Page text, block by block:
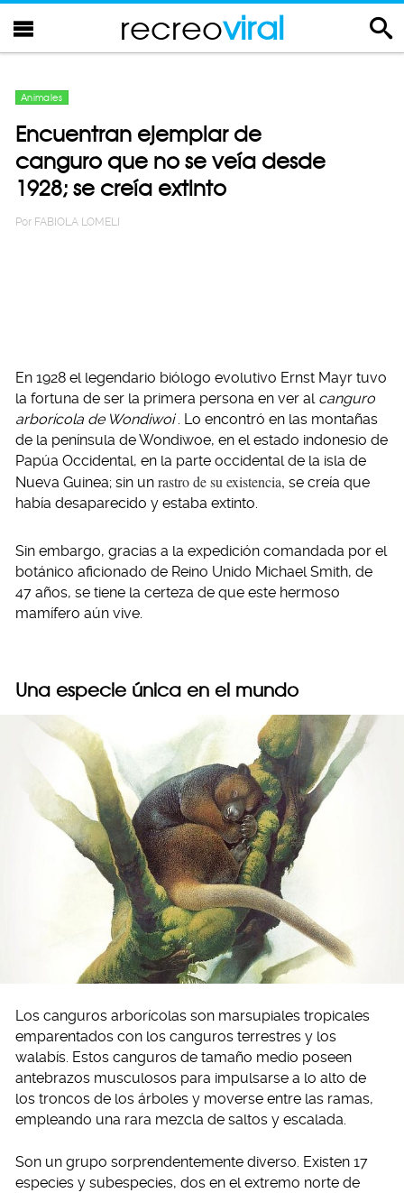
recreoviral
Animales
Encuentran ejemplar de
canguro que no se veía desde
1928; se creía extinto
Por FABIOLA LOMELI
En 1928 el legendario biólogo evolutivo Ernst Mayr tuvo
la fortuna de ser la primera persona en ver al canguro
arborícola de Wondiwoi . Lo encontró en las montañas
de la península de Wondiwoe, en el estado indonesio de
Papúa Occidental, en la parte occidental de la isla de
Nueva Guinea; sin un rastro de su existencia, se creía que
había desaparecido y estaba extinto.
Sin embargo, gracias a la expedición comandada por el
botánico aficionado de Reino Unido Michael Smith, de
47 años, se tiene la certeza de que este hermoso
mamífero aún vive.
Una especie única en el mundo
Los canguros arborícolas son marsupiales tropicales
emparentados con los canguros terrestres y los
walabís. Estos canguros de tamaño medio poseen
antebrazos musculosos para impulsarse a lo alto de
los troncos de los árboles y moverse entre las ramas,
empleando una rara mezcla de saltos y escalada.
Son un grupo sorprendentemente diverso. Existen 17
especies y subespecies, dos en el extremo norte de